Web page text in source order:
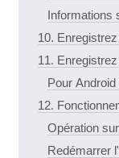
Informations
10.
11.
Pour Android
12.
Opération
Redémarrer